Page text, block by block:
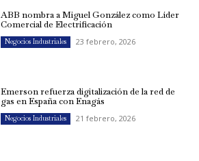
ABB nombra a Miguel González como Líder
Comercial de Electrificación
Negocios Industriales 23 febrero, 2026
Emerson refuerza digitalización de la red de
gas en España con Enagás
Negocios Industriales 21 febrero, 2026